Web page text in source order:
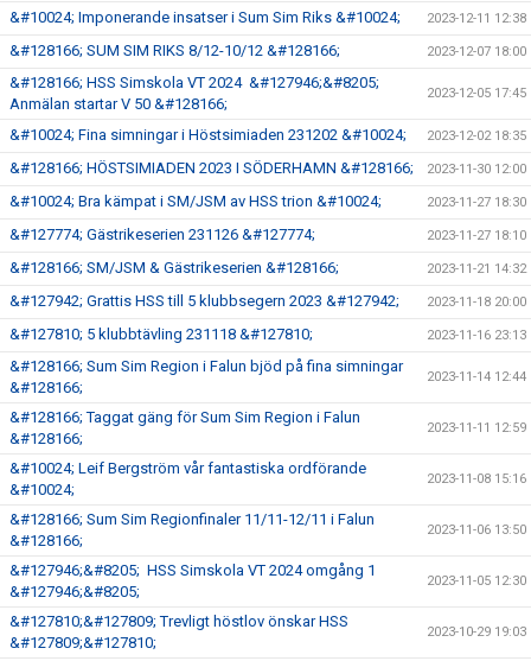
&#10024; Imponerande insatser i Sum Sim Riks &#10024; 2023-12-11 12:38
&#128166; SUM SIM RIKS 8/12-10/12 &#128166; 2023-12-07 18:00
&#128166; HSS Simskola VT 2024 &#127946;&#8205;
Anmälan startar V 50 &#128166;
2023-12-05 17:45
&#10024; Fina simningar i Höstsimiaden 231202 &#10024; 2023-12-02 18:35
&#128166; HÖSTSIMIADEN 2023 I SÖDERHAMN &#128166; 2023-11-30 12:00
&#10024; Bra kämpat i SM/JSM av HSS trion &#10024; 2023-11-27 18:30
&#127774; Gästrikeserien 231126 &#127774; 2023-11-27 18:10
&#128166; SM/JSM & Gästrikeserien &#128166; 2023-11-21 14:32
&#127942; Grattis HSS till 5 klubbsegern 2023 &#127942; 2023-11-18 20:00
&#127810; 5 klubbtävling 231118 &#127810; 2023-11-16 23:13
&#128166; Sum Sim Region i Falun bjöd på fina simningar
&#128166;
2023-11-14 12:44
&#128166; Taggat gäng för Sum Sim Region i Falun
&#128166;
2023-11-11 12:59
&#10024; Leif Bergström vår fantastiska ordförande
&#10024;
2023-11-08 15:16
&#128166; Sum Sim Regionfinaler 11/11-12/11 i Falun
&#128166;
2023-11-06 13:50
&#127946;&#8205; HSS Simskola VT 2024 omgång 1
&#127946;&#8205;
2023-11-05 12:30
&#127810;&#127809; Trevligt höstlov önskar HSS
&#127809;&#127810;
2023-10-29 19:03